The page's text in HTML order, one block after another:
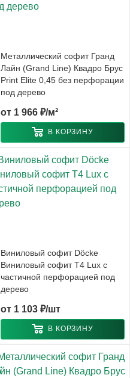
Металлический софит Гранд
Лайн (Grand Line) Квадро Брус
Print Elite 0,45 без перфорации
под дерево
от 1 966 ₽/м²
В КОРЗИНУ
Виниловый софит Döcke
Виниловый софит T4 Lux с
частичной перфорацией под
дерево
от 1 103 ₽/шт
В КОРЗИНУ